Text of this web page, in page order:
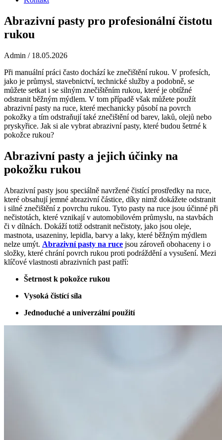
Abrazivní pasty pro profesionální čistotu
rukou
Admin / 18.05.2026
Při manuální práci často dochází ke znečištění rukou. V profesích,
jako je průmysl, stavebnictví, technické služby a podobně, se
můžete setkat i se silným znečištěním rukou, které je obtížné
odstranit běžným mýdlem. V tom případě však můžete použít
abrazivní pasty na ruce, které mechanicky působí na povrch
pokožky a tím odstraňují také znečištění od barev, laků, olejů nebo
pryskyřice. Jak si ale vybrat abrazivní pasty, které budou šetrné k
pokožce rukou?
Abrazivní pasty a jejich účinky na
pokožku rukou
Abrazivní pasty jsou speciálně navržené čistící prostředky na ruce,
které obsahují jemné abrazivní částice, díky nimž dokážete odstranit
i silné znečištění z povrchu rukou. Tyto pasty na ruce jsou účinné při
nečistotách, které vznikají v automobilovém průmyslu, na stavbách
či v dílnách. Dokáží totiž odstranit nečistoty, jako jsou oleje,
mastnota, usazeniny, lepidla, barvy a laky, které běžným mýdlem
nelze umýt. Abrazivní pasty na ruce jsou zároveň obohaceny i o
složky, které chrání povrch rukou proti podráždění a vysušení. Mezi
klíčové vlastnosti abrazivních past patří:
Šetrnost k pokožce rukou
Vysoká čistící síla
Jednoduché a univerzální použití